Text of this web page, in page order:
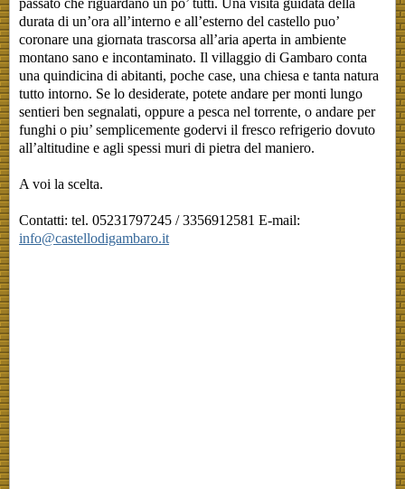
passato che riguardano un po’ tutti. Una visita guidata della
durata di un’ora all’interno e all’esterno del castello puo’
coronare una giornata trascorsa all’aria aperta in ambiente
montano sano e incontaminato. Il villaggio di Gambaro conta
una quindicina di abitanti, poche case, una chiesa e tanta natura
tutto intorno. Se lo desiderate, potete andare per monti lungo
sentieri ben segnalati, oppure a pesca nel torrente, o andare per
funghi o piu’ semplicemente godervi il fresco refrigerio dovuto
all’altitudine e agli spessi muri di pietra del maniero.
A voi la scelta.
Contatti: tel. 05231797245 / 3356912581 E-mail:
info@castellodigambaro.it